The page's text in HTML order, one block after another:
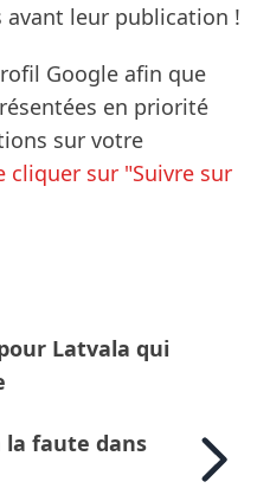
leur publication !
Google afin que
en priorité
sur votre
cliquer sur "Suivre sur
Latvala qui
la faute dans